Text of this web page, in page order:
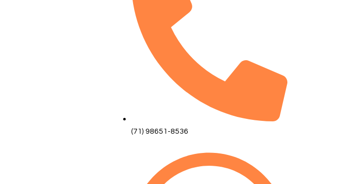
(71) 98651-8536